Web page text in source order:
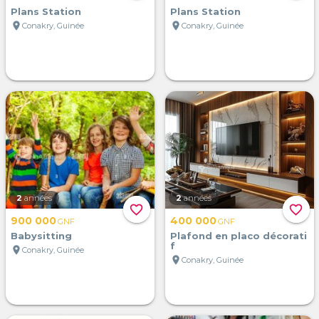
Plans Station
location_on Conakry, Guinée
Plans Station
location_on Conakry, Guinée
favorite_border
2 années
900 000GNF
Babysitting
location_on Conakry, Guinée
favorite_border
2 années
400 000GNF
Plafond en placo décorati
f
location_on Conakry, Guinée